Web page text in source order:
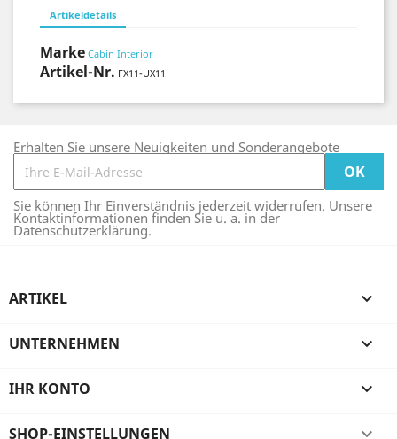
Artikeldetails
Marke Cabin Interior
Artikel-Nr. FX11-UX11
Erhalten Sie unsere Neuigkeiten und Sonderangebote
Sie können Ihr Einverständnis jederzeit widerrufen. Unsere
Kontaktinformationen finden Sie u. a. in der
Datenschutzerklärung.
ARTIKEL 
UNTERNEHMEN 
IHR KONTO 
SHOP-EINSTELLUNGEN